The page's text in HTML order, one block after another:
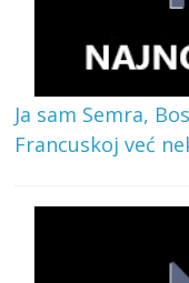
Ja sam Semra,
Francuskoj već